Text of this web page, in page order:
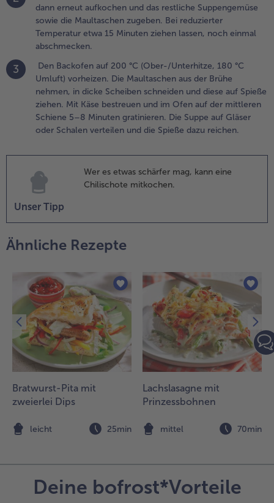
Unterhitze,
°C Umluft)
Die
aus
in dicke
und
auf Spieße
Mit Käse
und im
Schiene
Minuten
Die
auf Gläser
Schalen
und die
dann erneut aufkochen und das restliche Suppengemüse
sowie die Maultaschen zugeben. Bei reduzierter
Temperatur etwa 15 Minuten ziehen lassen, noch einmal
abschmecken.
3
Den Backofen auf 200 °C (Ober-/Unterhitze, 180 °C
Umluft) vorheizen. Die Maultaschen aus der Brühe
nehmen, in dicke Scheiben schneiden und diese auf Spieße
ziehen. Mit Käse bestreuen und im Ofen auf der mittleren
Schiene 5–8 Minuten gratinieren. Die Suppe auf Gläser
oder Schalen verteilen und die Spieße dazu reichen.
Unser Tipp
Wer es etwas schärfer mag, kann eine
Chilischote mitkochen.
Ähnliche Rezepte
Bratwurst-Pita mit
zweierlei Dips
leicht 25min
Lachslasagne mit
Prinzessbohnen
mittel 70min
Deine bofrost*Vorteile